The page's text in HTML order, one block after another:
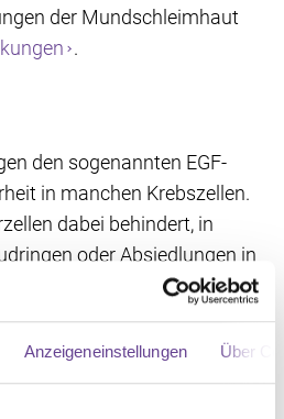
Anzeigeneinstellungen Über
der Mundschleimhaut
.
den sogenannten EGF-
in manchen Krebszellen.
dabei behindert, in
oder Absiedlungen in
zu bilden.
oder Oxaliplatin kombiniert.